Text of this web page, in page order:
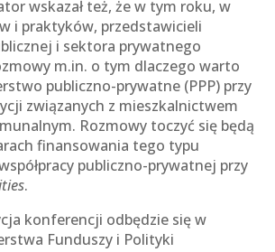
wskazał też, że w tym roku, w
i praktyków, przedstawicieli
i sektora prywatnego
m.in. o tym dlaczego warto
publiczno-prywatne (PPP) przy
związanych z mieszkalnictwem
Rozmowy toczyć się będą
finansowania tego typu
publiczno-prywatnej przy
.
konferencji odbędzie się w
Funduszy i Polityki